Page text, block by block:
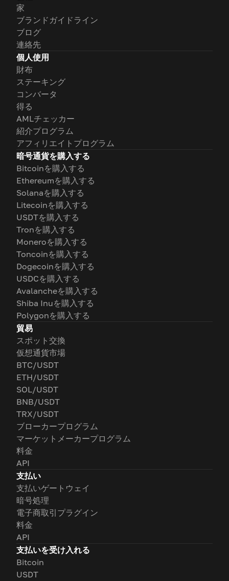
家
ブランドガイドライン
ブログ
連絡先
個人使用
財布
ステーキング
コンバータ
得る
AMLチェッカー
紹介プログラム
アフィリエイトプログラム
暗号通貨を購入する
Bitcoinを購入する
Ethereumを購入する
Solanaを購入する
Litecoinを購入する
USDTを購入する
Tronを購入する
Moneroを購入する
Toncoinを購入する
Dogecoinを購入する
USDCを購入する
Avalancheを購入する
Shiba Inuを購入する
Polygonを購入する
貿易
スポット交換
仮想通貨市場
BTC/USDT
ETH/USDT
SOL/USDT
BNB/USDT
TRX/USDT
ブローカープログラム
マーケットメーカープログラム
料金
API
支払い
支払いゲートウェイ
暗号処理
電子商取引プラグイン
料金
API
支払いを受け入れる
Bitcoin
USDT